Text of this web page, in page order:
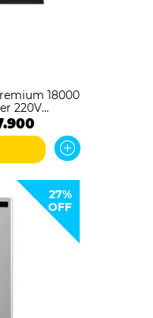
18000
220V
Espejo
27%
OFF